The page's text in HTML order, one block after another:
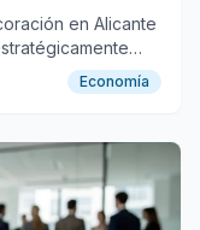
en Alicante
y reducir elEconomía